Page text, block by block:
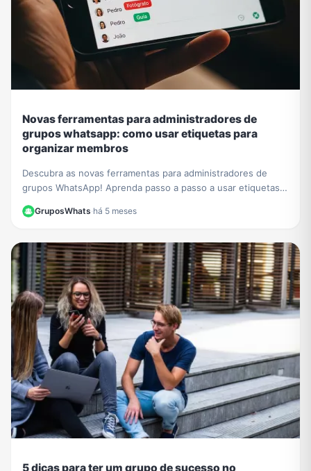
Novas ferramentas para administradores de
grupos whatsapp: como usar etiquetas para
organizar membros
Descubra as novas ferramentas para administradores de
grupos WhatsApp! Aprenda passo a passo a usar etiquetas
para organizar membros e otimizar sua gestão.
GruposWhats·há 5 meses
5 dicas para ter um grupo de sucesso no